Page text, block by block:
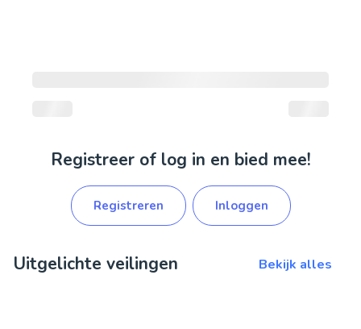
Registreer of log in en bied mee!
Registreren Inloggen
Uitgelichte veilingen Bekijk alles